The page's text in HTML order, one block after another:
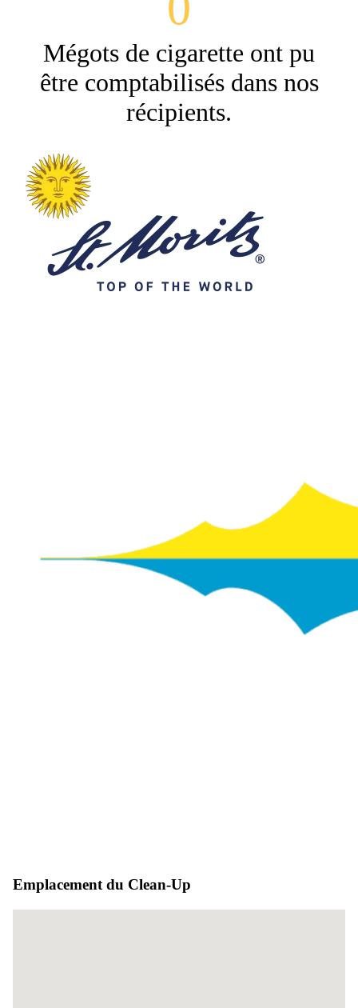
Mégots de cigarette ont pu
être comptabilisés dans nos
récipients.
Emplacement du Clean-Up